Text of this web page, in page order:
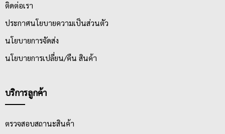
ติดต่อเรา
ประกาศนโยบายความเป็นส่วนตัว
นโยบายการจัดส่ง
นโยบายการเปลี่ยน/คืน สินค้า
บริการลูกค้า
ตรวจสอบสถานะสินค้า